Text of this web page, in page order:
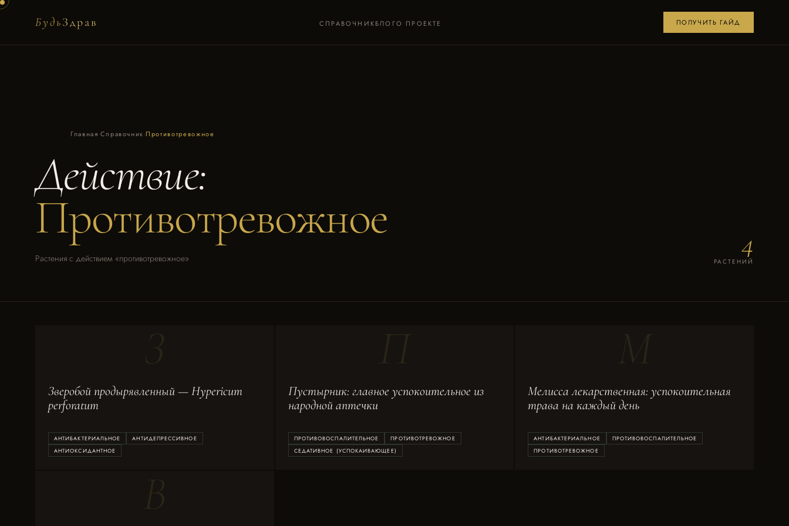
БудьЗдрав СПРАВОЧНИКБЛОГО ПРОЕКТЕ ПОЛУЧИТЬ ГАЙД
Главная·Справочник·Противотревожное
Действие:
Противотревожное
Растения с действием «противотревожное» 4
РАСТЕНИЙ
Зверобой продырявленный — Hypericum
perforatum
АНТИБАКТЕРИАЛЬНОЕ
АНТИДЕПРЕССИВНОЕ
АНТИОКСИДАНТНОЕ
Пустырник: главное успокоительное из
народной аптечки
ПРОТИВОВОСПАЛИТЕЛЬНОЕ
ПРОТИВОТРЕВОЖНОЕ
СЕДАТИВНОЕ (УСПОКАИВАЮЩЕЕ)
Мелисса лекарственная: успокоительная
трава на каждый день
АНТИБАКТЕРИАЛЬНОЕ
ПРОТИВОВОСПАЛИТЕЛЬНОЕ
ПРОТИВОТРЕВОЖНОЕ